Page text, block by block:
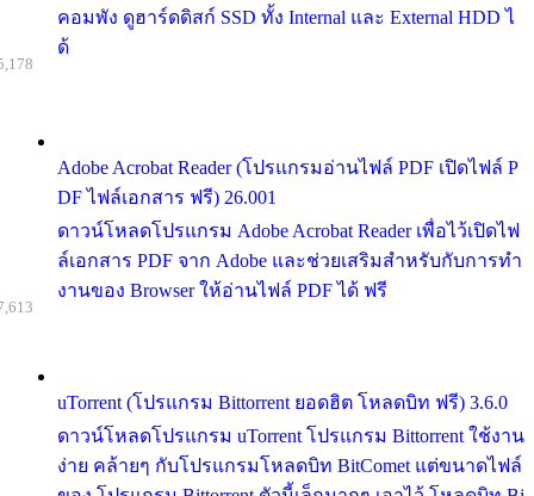
คอมพัง ดูฮาร์ดดิสก์ SSD ทั้ง Internal และ External HDD ไ
ด้
Adobe Acrobat Reader (โปรแกรมอ่านไฟล์ PDF เปิดไฟล์ P
DF ไฟล์เอกสาร ฟรี) 26.001
ดาวน์โหลดโปรแกรม Adobe Acrobat Reader เพื่อไว้เปิดไฟ
ล์เอกสาร PDF จาก Adobe และช่วยเสริมสำหรับกับการทำ
งานของ Browser ให้อ่านไฟล์ PDF ได้ ฟรี
uTorrent (โปรแกรม Bittorrent ยอดฮิต โหลดบิท ฟรี) 3.6.0
ดาวน์โหลดโปรแกรม uTorrent โปรแกรม Bittorrent ใช้งาน
ง่าย คล้ายๆ กับโปรแกรมโหลดบิท BitComet แต่ขนาดไฟล์